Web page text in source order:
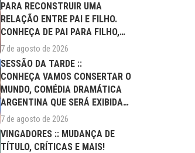
PARA RECONSTRUIR UMA
RELAÇÃO ENTRE PAI E FILHO.
CONHEÇA DE PAI PARA FILHO,
FILME DESTE...
7 de agosto de 2026
SESSÃO DA TARDE ::
CONHEÇA VAMOS CONSERTAR O
MUNDO, COMÉDIA DRAMÁTICA
ARGENTINA QUE SERÁ EXIBIDA
NESTA SEXTA (07/08)
7 de agosto de 2026
VINGADORES :: MUDANÇA DE
TÍTULO, CRÍTICAS E MAIS!